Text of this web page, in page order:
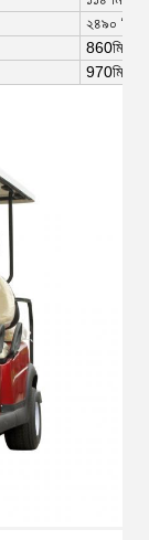
২৪৯০ মিমি
860মিমি
970মিমি